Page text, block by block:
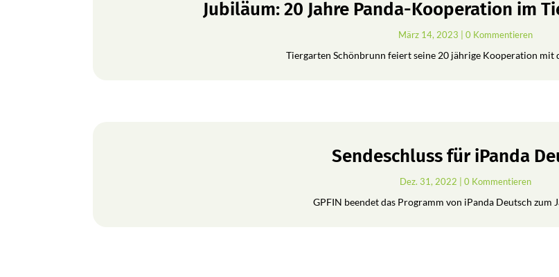
Jubiläum: 20 Jahre Panda-Kooperation im
März 14, 2023 | 0 Kommentieren
Tiergarten Schönbrunn feiert seine 20 jährige Kooperation mit
Sendeschluss für iPanda
Dez. 31, 2022 | 0 Kommentieren
GPFIN beendet das Programm von iPanda Deutsch zum